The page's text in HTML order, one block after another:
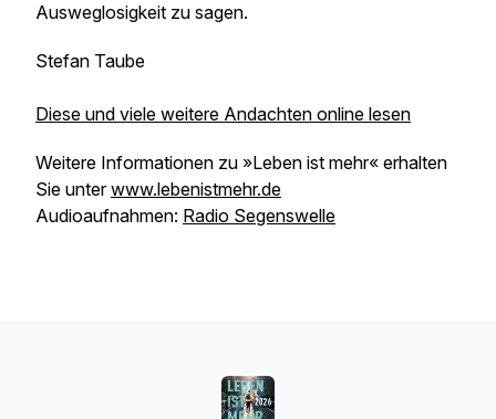
Ausweglosigkeit zu sagen.
Stefan Taube
Diese und viele weitere Andachten online lesen
Weitere Informationen zu »Leben ist mehr« erhalten
Sie unterwww.lebenistmehr.de
Audioaufnahmen: Radio Segenswelle